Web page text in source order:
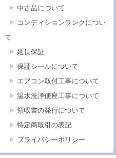
ツインバード
￥35,700
中古品について
コンディションランクについ
て
延長保証
保証シールについて
エアコン取付工事について
温水洗浄便座工事について
領収書の発行について
特定商取引の表記
プライバシーポリシー